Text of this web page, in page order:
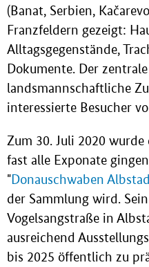
(Banat, Serbien,
Franzfeldern gezeigt:
Alltagsgegenstände,
Dokumente. Der
landsmannschaftliche
interessierte Besucher
Zum 30. Juli 2020
fast alle Exponate
"Donauschwaben
der Sammlung wird.
Vogelsangstraße in
ausreichend
bis 2025 öffentlich zu